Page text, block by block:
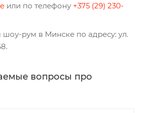
или по телефону +375 (29) 230-
шоу-рум в Минске по адресу: ул.
вопросы про